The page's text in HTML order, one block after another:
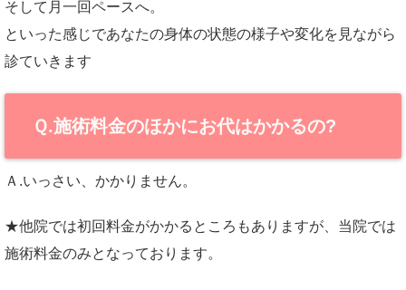
そして月一回ペースへ。
といった感じであなたの身体の状態の様子や変化を見ながら
診ていきます
Ｑ.施術料金のほかにお代はかかるの?
Ａ.いっさい、かかりません。
★他院では初回料金がかかるところもありますが、当院では
施術料金のみとなっております。